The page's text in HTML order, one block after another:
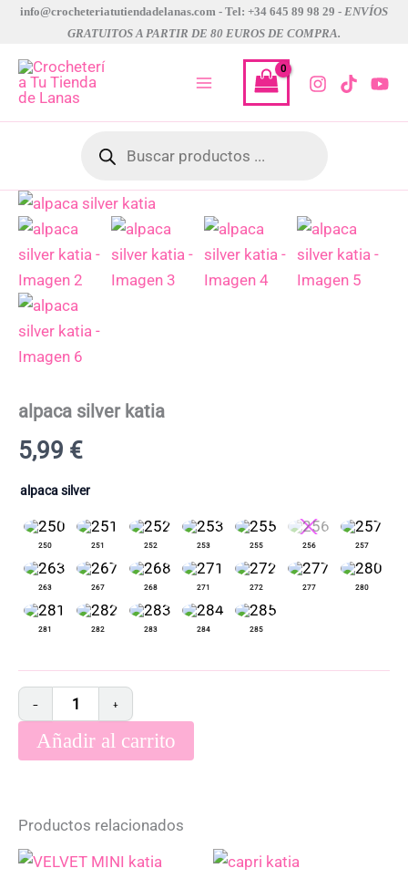
contenido
info@crocheteriatutiendadelanas.com - Tel: +34 645 89 98 29 - ENVÍOS
GRATUITOS A PARTIR DE 80 EUROS DE COMPRA.
productos
alpaca silver katia
5,99 €
alpaca silver
alpaca
silver
katia
cantidad
− +
Añadir al carrito
Productos relacionados